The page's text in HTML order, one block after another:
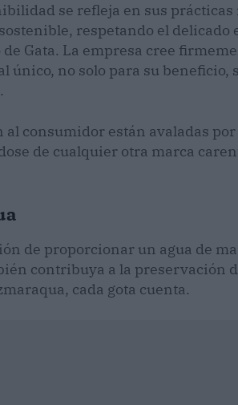
se refleja en sus prácticas
respetando el
Gata. La empresa cree
no solo para su beneficio,
consumidor están avaladas por
de cualquier otra marca
de proporcionar un agua de
contribuya a la preservación
cada gota cuenta.